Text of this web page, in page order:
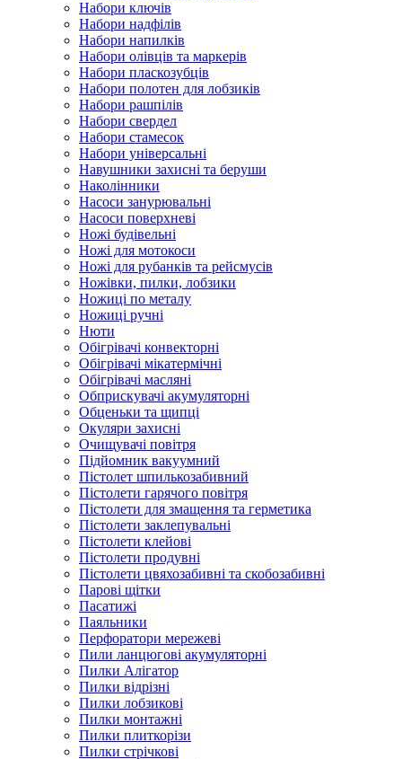
Набори ключів
Набори надфілів
Набори напилків
Набори олівців та маркерів
Набори пласкозубців
Набори полотен для лобзиків
Набори рашпілів
Набори свердел
Набори стамесок
Набори універсальні
Навушники захисні та беруши
Наколінники
Насоси занурювальні
Насоси поверхневі
Ножі будівельні
Ножі для мотокоси
Ножі для рубанків та рейсмусів
Ножівки, пилки, лобзики
Ножиці по металу
Ножиці ручні
Нюти
Обігрівачі конвекторні
Обігрівачі мікатермічні
Обігрівачі масляні
Обприскувачі акумуляторні
Обценьки та щипці
Окуляри захисні
Очищувачі повітря
Підйомник вакуумний
Пістолет шпилькозабивний
Пістолети гарячого повітря
Пістолети для змащення та герметика
Пістолети заклепувальні
Пістолети клейові
Пістолети продувні
Пістолети цвяхозабивні та скобозабивні
Парові щітки
Пасатижі
Паяльники
Перфоратори мережеві
Пили ланцюгові акумуляторні
Пилки Алігатор
Пилки відрізні
Пилки лобзикові
Пилки монтажні
Пилки плиткорізи
Пилки стрічкові